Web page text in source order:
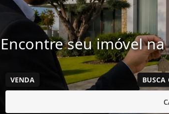
Encontre seu imóvel
VENDA BUSCA